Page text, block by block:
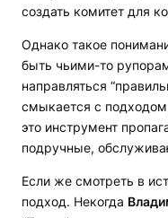
создать комитет для
Однако такое
быть чьими-то
направляться
смыкается с
это инструмент
подручные,
Если же смотреть в
подход. Некогда